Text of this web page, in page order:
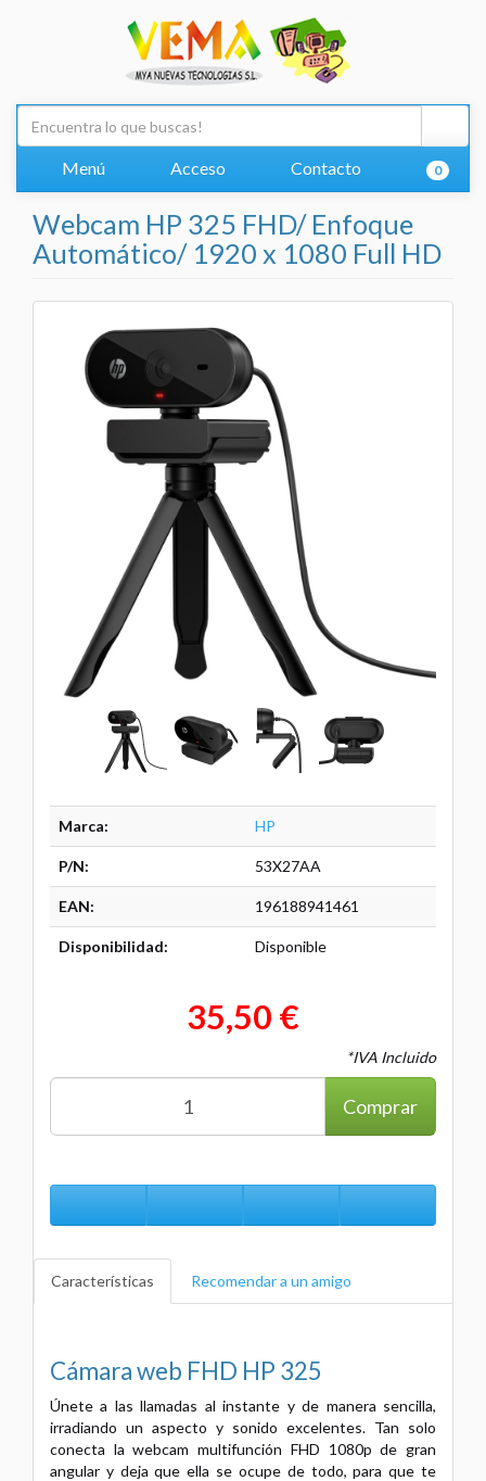
Menú Acceso Contacto 0
Webcam HP 325 FHD/ Enfoque
Automático/ 1920 x 1080 Full HD
Marca: HP
P/N: 53X27AA
EAN: 196188941461
Disponibilidad: Disponible
35,50 €
*IVA Incluido
Comprar
Características Recomendar a un amigo
Cámara web FHD HP 325
Únete a las llamadas al instante y de manera sencilla,
irradiando un aspecto y sonido excelentes. Tan solo
conecta la webcam multifunción FHD 1080p de gran
angular y deja que ella se ocupe de todo, para que te